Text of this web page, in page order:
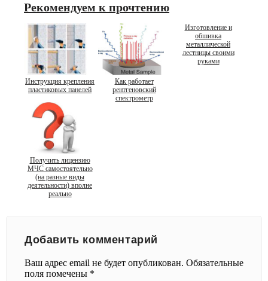
Рекомендуем к прочтению
Инструкция крепления
пластиковых панелей
Как работает
рентгеновский
спектрометр
Изготовление и
обшивка
металлической
лестницы своими
руками
Получить лицензию
МЧС самостоятельно
(на разные виды
деятельности) вполне
реально
Добавить комментарий
Ваш адрес email не будет опубликован. Обязательные
поля помечены *